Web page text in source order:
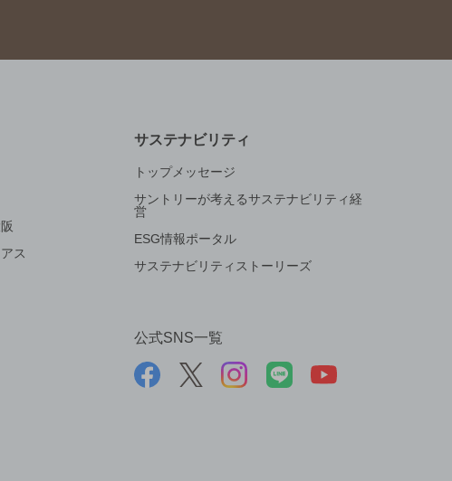
ス
サステナビリティ
トップメッセージ
サントリーが考えるサステナビリティ経
営
ESG情報ポータル
サステナビリティストーリーズ
公式SNS一覧